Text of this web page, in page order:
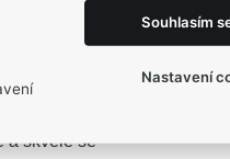
a skvěle se
Souhlasím
Nastavení